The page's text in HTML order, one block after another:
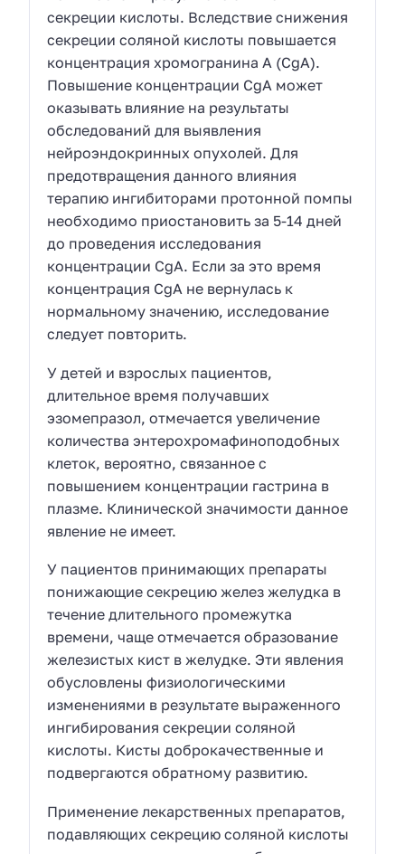
секреции кислоты. Вследствие снижения
секреции соляной кислоты повышается
концентрация хромогранина А (CgA).
Повышение концентрации CgA может
оказывать влияние на результаты
обследований для выявления
нейроэндокринных опухолей. Для
предотвращения данного влияния
терапию ингибиторами протонной помпы
необходимо приостановить за 5-14 дней
до проведения исследования
концентрации CgA. Если за это время
концентрация CgA не вернулась к
нормальному значению, исследование
следует повторить.
У детей и взрослых пациентов,
длительное время получавших
эзомепразол, отмечается увеличение
количества энтерохромафиноподобных
клеток, вероятно, связанное с
повышением концентрации гастрина в
плазме. Клинической значимости данное
явление не имеет.
У пациентов принимающих препараты
понижающие секрецию желез желудка в
течение длительного промежутка
времени, чаще отмечается образование
железистых кист в желудке. Эти явления
обусловлены физиологическими
изменениями в результате выраженного
ингибирования секреции соляной
кислоты. Кисты доброкачественные и
подвергаются обратному развитию.
Применение лекарственных препаратов,
подавляющих секрецию соляной кислоты